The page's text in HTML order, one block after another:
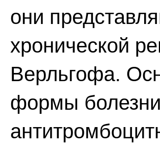
они
хронической
Верльгофа.
формы